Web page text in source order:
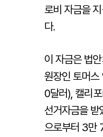
로비 자금을
다.
이 자금은 법
원장인 토머
0달러), 캘리
선거자금을
으로부터 3만